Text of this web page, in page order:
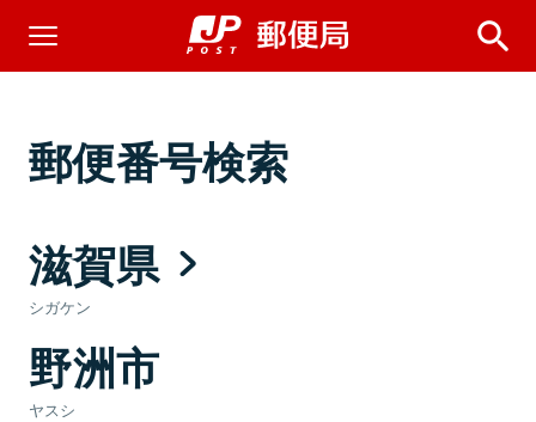
郵便番号検索
滋賀県
シガケン
野洲市
ヤスシ